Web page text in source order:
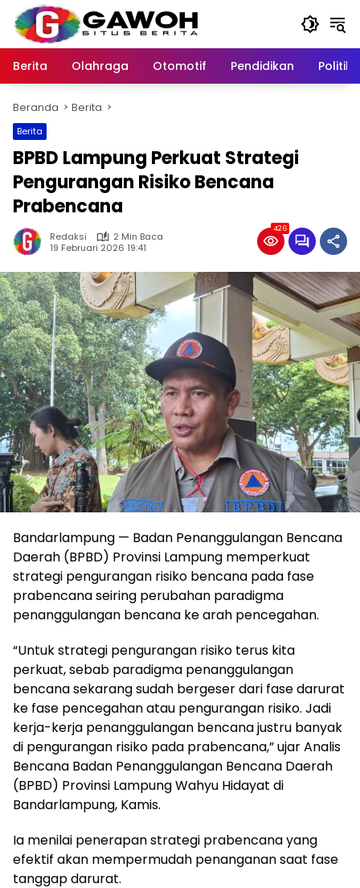
Langsung
konten
Berita
Olahraga Otomotif Pendidikan Politik
Beranda Berita
Berita
BPBD Lampung Perkuat Strategi
Pengurangan Risiko Bencana
Prabencana
Redaksi
2 Min Baca
19 Februari 2026 19:41
426
Bandarlampung — Badan Penanggulangan Bencana
Daerah (BPBD) Provinsi Lampung memperkuat
strategi pengurangan risiko bencana pada fase
prabencana seiring perubahan paradigma
penanggulangan bencana ke arah pencegahan.
“Untuk strategi pengurangan risiko terus kita
perkuat, sebab paradigma penanggulangan
bencana sekarang sudah bergeser dari fase darurat
ke fase pencegahan atau pengurangan risiko. Jadi
kerja-kerja penanggulangan bencana justru banyak
di pengurangan risiko pada prabencana,” ujar Analis
Bencana Badan Penanggulangan Bencana Daerah
(BPBD) Provinsi Lampung Wahyu Hidayat di
Bandarlampung, Kamis.
Ia menilai penerapan strategi prabencana yang
efektif akan mempermudah penanganan saat fase
tanggap darurat.